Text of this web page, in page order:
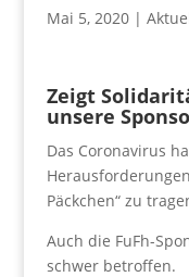
Mai 5, 2020|
Zeigt
unsere
Das Coronavirus
Päckchen“ zu
Auch die FuFh-
schwer betroffen.